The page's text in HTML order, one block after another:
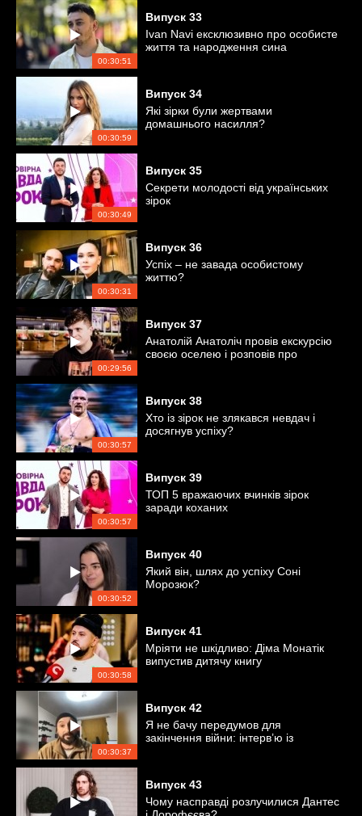
00:30:51
Випуск 33
Ivan Navi ексклюзивно про особисте
життя та народження сина
00:30:59
Випуск 34
Які зірки були жертвами
домашнього насилля?
00:30:49
Випуск 35
Секрети молодості від українських
зірок
00:30:31
Випуск 36
Успіх – не завада особистому
життю?
00:29:56
Випуск 37
Анатолій Анатоліч провів екскурсію
своєю оселею і розповів про
00:30:57
Випуск 38
Хто із зірок не злякався невдач і
досягнув успіху?
00:30:57
Випуск 39
ТОП 5 вражаючих вчинків зірок
заради коханих
00:30:52
Випуск 40
Який він, шлях до успіху Соні
Морозюк?
00:30:58
Випуск 41
Мріяти не шкідливо: Діма Монатік
випустив дитячу книгу
00:30:37
Випуск 42
Я не бачу передумов для
закінчення війни: інтерв’ю із
Випуск 43
Чому насправді розлучилися Дантес